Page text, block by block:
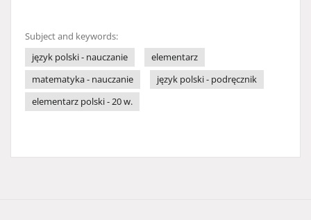
Subject and keywords:
język polski - nauczanie
elementarz
matematyka - nauczanie
język polski - podręcznik
elementarz polski - 20 w.